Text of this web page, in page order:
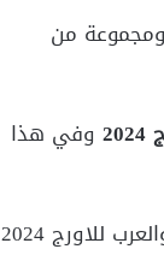
ومجموعة من
وفي هذا
يحوي على جميع الاصوات التي تستخدم في عزف معزوفات الولدة والعرب للاورج 2024